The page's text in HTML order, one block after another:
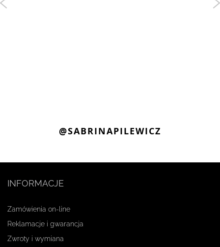
@SABRINAPILEWICZ
INFORMACJE
Zamówienia on-line
Reklamacje i gwarancja
Zwroty i wymiana